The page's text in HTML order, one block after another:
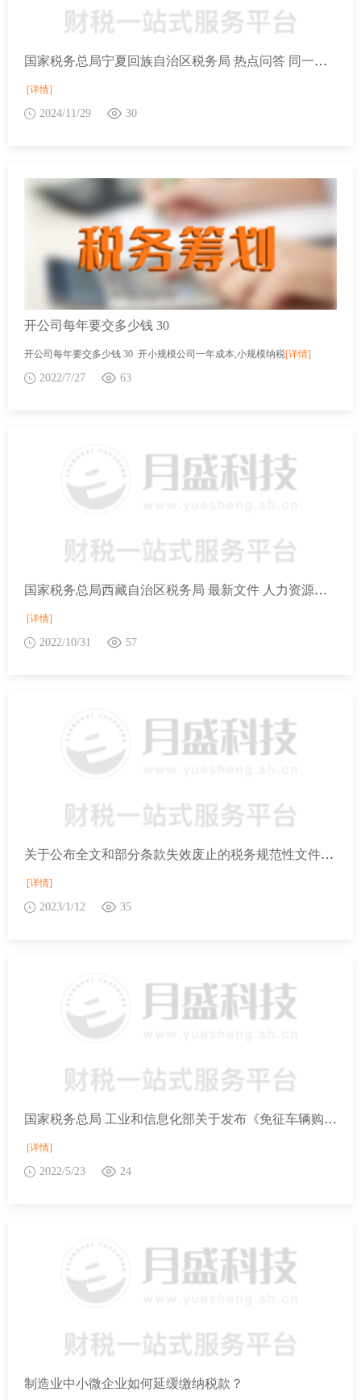
国家税务总局宁夏回族自治区税务局 热点问答 同一张发票上分别注明销售额和折扣额怎样确定计税销售额？
[详情]
2024/11/29 30
开公司每年要交多少钱 30
开公司每年要交多少钱 30 开小规模公司一年成本,小规模纳税[详情]
2022/7/27 63
国家税务总局西藏自治区税务局 最新文件 人力资源社会保障部等6部门关于巩固拓展社会保险扶贫成果助力全面实施乡村振兴战略的通知
[详情]
2022/10/31 57
关于公布全文和部分条款失效废止的税务规范性文件目录的公告国家税务总局公告2022年第24号
[详情]
2023/1/12 35
国家税务总局 工业和信息化部关于发布《免征车辆购置税的设有固定装置的非运输专用作业车辆目录》（第五批）的公告
[详情]
2022/5/23 24
制造业中小微企业如何延缓缴纳税款？